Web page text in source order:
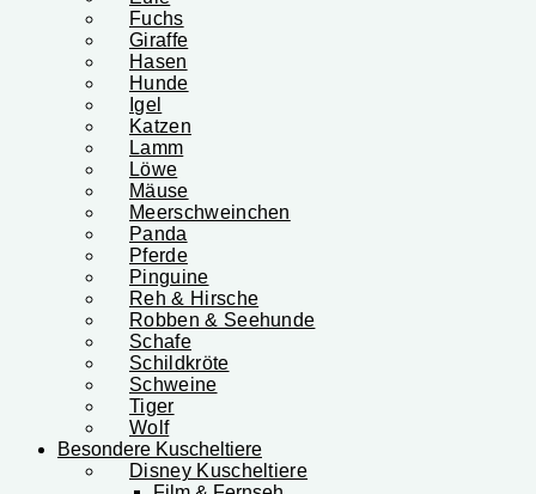
Fuchs
Giraffe
Hasen
Hunde
Igel
Katzen
Lamm
Löwe
Mäuse
Meerschweinchen
Panda
Pferde
Pinguine
Reh & Hirsche
Robben & Seehunde
Schafe
Schildkröte
Schweine
Tiger
Wolf
Besondere Kuscheltiere
Disney Kuscheltiere